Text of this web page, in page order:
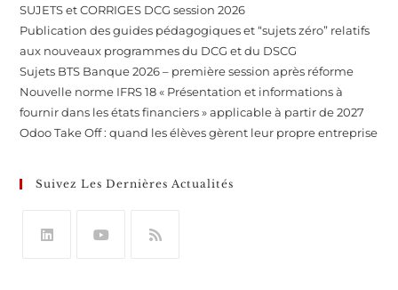
SUJETS et CORRIGES DCG session 2026
Publication des guides pédagogiques et “sujets zéro” relatifs
aux nouveaux programmes du DCG et du DSCG
Sujets BTS Banque 2026 – première session après réforme
Nouvelle norme IFRS 18 « Présentation et informations à
fournir dans les états financiers » applicable à partir de 2027
Odoo Take Off : quand les élèves gèrent leur propre entreprise
Suivez Les Dernières Actualités